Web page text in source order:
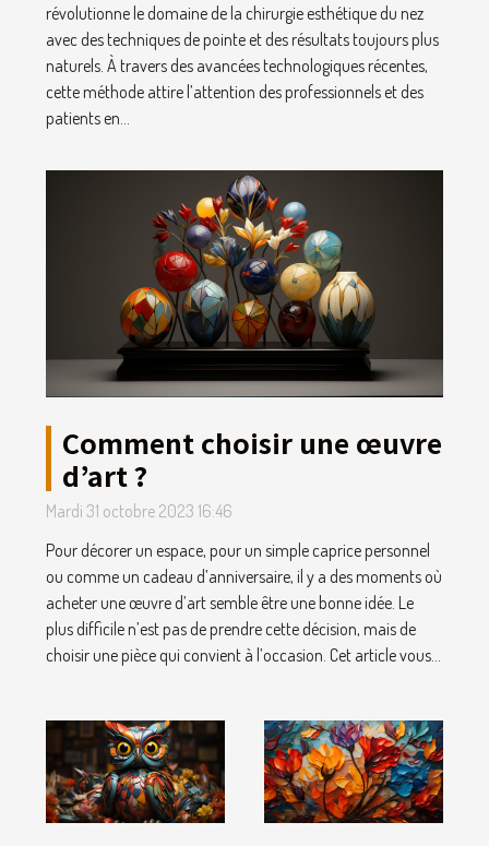
révolutionne le domaine de la chirurgie esthétique du nez
avec des techniques de pointe et des résultats toujours plus
naturels. À travers des avancées technologiques récentes,
cette méthode attire l’attention des professionnels et des
patients en...
Comment choisir une œuvre
d’art ?
Mardi 31 octobre 2023 16:46
Pour décorer un espace, pour un simple caprice personnel
ou comme un cadeau d’anniversaire, il y a des moments où
acheter une œuvre d’art semble être une bonne idée. Le
plus difficile n’est pas de prendre cette décision, mais de
choisir une pièce qui convient à l’occasion. Cet article vous...